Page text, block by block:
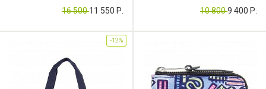
16 50011 550 Р.
Артикул: CB000053051
10 8009 400 Р.
-12%